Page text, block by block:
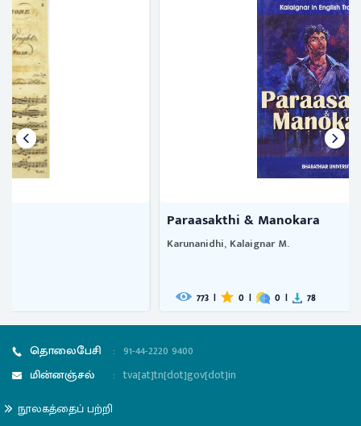
Paraasakthi & Manokara
தொலைபேசி : 91-44-2220 9400
மின்னஞ்சல்
: tva[at]tn[dot]gov[dot]in
நூலகத்தைப் பற்றி